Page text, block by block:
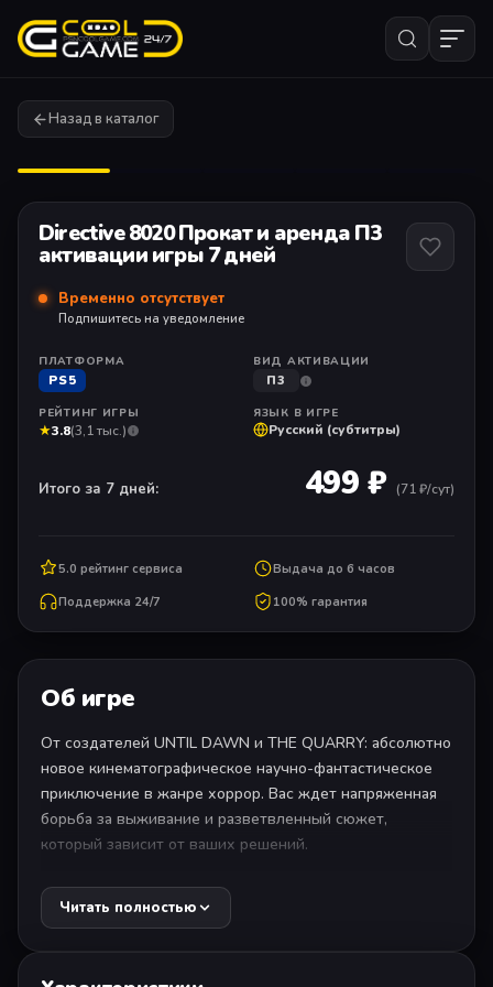
Назад в каталог
Directive 8020 Прокат и аренда П3
активации игры 7 дней
Временно отсутствует
Подпишитесь на уведомление
ПЛАТФОРМА
PS5
ВИД АКТИВАЦИИ
П3
РЕЙТИНГ ИГРЫ
★3.8(3,1 тыс.)
ЯЗЫК В ИГРЕ
Русский (субтитры)
Итого за 7 дней: 499 ₽ (71₽/сут)
5.0 рейтинг сервиса
Выдача до 6 часов
Поддержка 24/7
100% гарантия
Об игре
От создателей UNTIL DAWN и THE QUARRY: абсолютно
новое кинематографическое научно-фантастическое
приключение в жанре хоррор. Вас ждет напряженная
борьба за выживание и разветвленный сюжет,
который зависит от ваших решений.
Земля умирает, и времени у человечества осталось
немного. Тау Кита, что в 12 световых годах от дома,
Читать полностью